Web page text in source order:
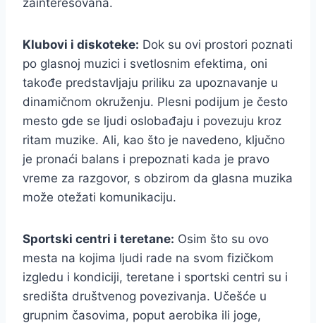
Klubovi i diskoteke: Dok su ovi prostori poznati
po glasnoj muzici i svetlosnim efektima, oni
takođe predstavljaju priliku za upoznavanje u
dinamičnom okruženju. Plesni podijum je često
mesto gde se ljudi oslobađaju i povezuju kroz
ritam muzike. Ali, kao što je navedeno, ključno
je pronaći balans i prepoznati kada je pravo
vreme za razgovor, s obzirom da glasna muzika
može otežati komunikaciju.
Sportski centri i teretane: Osim što su ovo
mesta na kojima ljudi rade na svom fizičkom
izgledu i kondiciji, teretane i sportski centri su i
središta društvenog povezivanja. Učešće u
grupnim časovima, poput aerobika ili joge,